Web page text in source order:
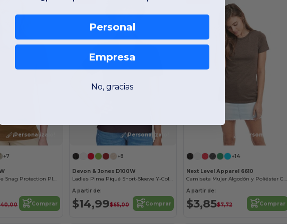
¡Personalízalo!
+7
Ladies Advantage Snag Protection Plus IL Polo
Comprar
¡Personalízalo!
+8
Devon & Jones D100W
Ladies Pima Piqué Short-Sleeve Y-Collar Polo
A partir de:
$14,99$65,00 Comprar
¡Personalízalo!
+14
Next Level Apparel 6610
Camiseta Mujer Algodón y Poliéster Confort
A partir de:
$3,85$7,72 Comprar
Personal
Empresa
No, gracias